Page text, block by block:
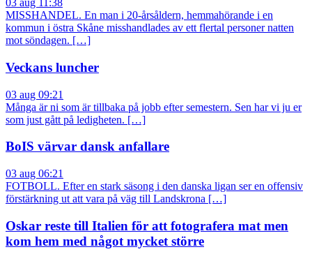
03 aug 11:38
MISSHANDEL. En man i 20-årsåldern, hemmahörande i en
kommun i östra Skåne misshandlades av ett flertal personer natten
mot söndagen. […]
Veckans luncher
03 aug 09:21
Många är ni som är tillbaka på jobb efter semestern. Sen har vi ju er
som just gått på ledigheten. […]
BoIS värvar dansk anfallare
03 aug 06:21
FOTBOLL. Efter en stark säsong i den danska ligan ser en offensiv
förstärkning ut att vara på väg till Landskrona […]
Oskar reste till Italien för att fotografera mat men
kom hem med något mycket större